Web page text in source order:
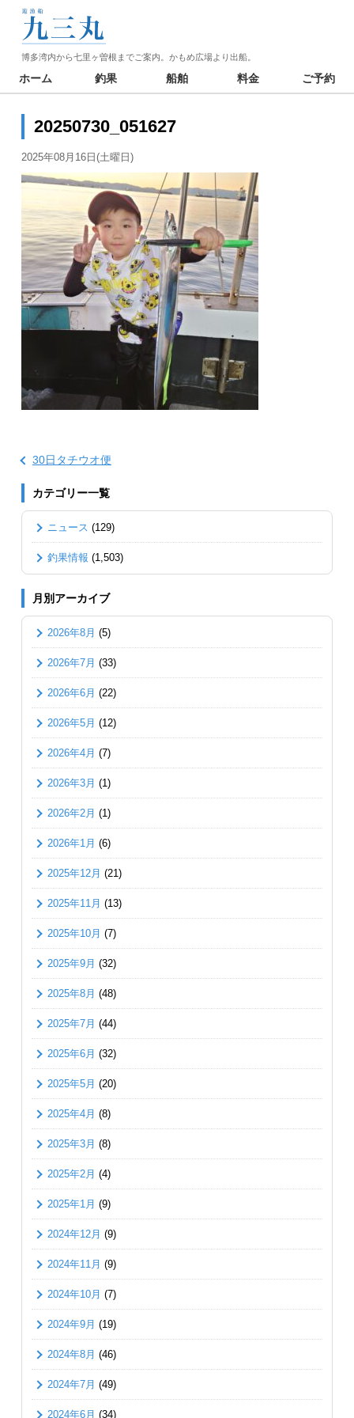
博多湾内から七里ヶ曽根までご案内。かもめ広場より出船。
ホーム 釣果 船舶 料金 ご予約
20250730_051627
2025年08月16日(土曜日)
30日タチウオ便
カテゴリー一覧
ニュース (129)
釣果情報 (1,503)
月別アーカイブ
2026年8月 (5)
2026年7月 (33)
2026年6月 (22)
2026年5月 (12)
2026年4月 (7)
2026年3月 (1)
2026年2月 (1)
2026年1月 (6)
2025年12月 (21)
2025年11月 (13)
2025年10月 (7)
2025年9月 (32)
2025年8月 (48)
2025年7月 (44)
2025年6月 (32)
2025年5月 (20)
2025年4月 (8)
2025年3月 (8)
2025年2月 (4)
2025年1月 (9)
2024年12月 (9)
2024年11月 (9)
2024年10月 (7)
2024年9月 (19)
2024年8月 (46)
2024年7月 (49)
2024年6月 (34)